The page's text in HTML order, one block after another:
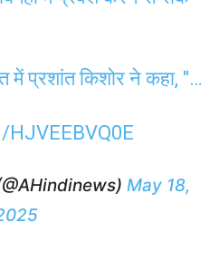
में प्रशांत किशोर ने कहा, "…
HJVEEBVQ0E
May 18,